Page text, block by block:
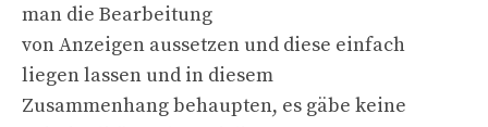
man die Bearbeitung
von Anzeigen aussetzen und diese einfach
liegen lassen und in diesem
Zusammenhang behaupten, es gäbe keine